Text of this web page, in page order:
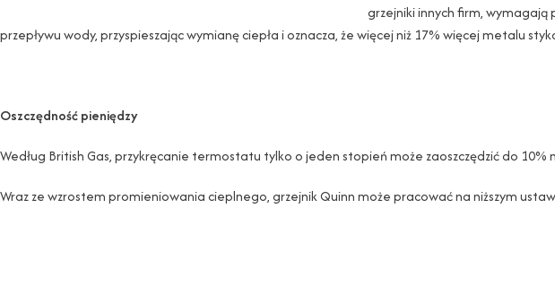
grzejniki innych firm, wymagają
przepływu wody, przyspieszając wymianę ciepła i oznacza, że ​​więcej niż 17% więcej metalu
Oszczędność pieniędzy
Według British Gas, przykręcanie termostatu tylko o jeden stopień może zaoszczędzić do 10%
Wraz ze wzrostem promieniowania cieplnego, grzejnik Quinn może pracować na niższym